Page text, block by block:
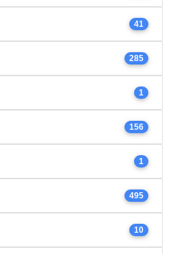
41
285
1
156
1
495
10